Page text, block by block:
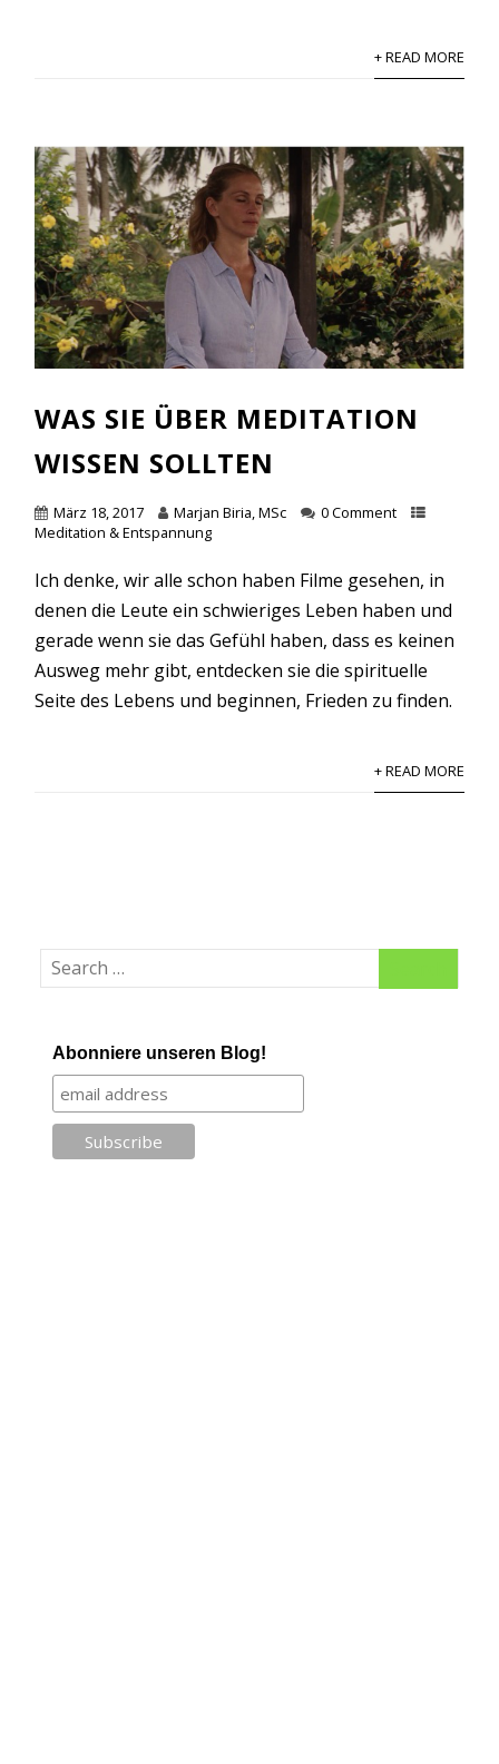
+ READ MORE
WAS SIE ÜBER MEDITATION
WISSEN SOLLTEN
März 18, 2017 Marjan Biria, MSc
0 Comment
Meditation & Entspannung
Ich denke, wir alle schon haben Filme gesehen, in
denen die Leute ein schwieriges Leben haben und
gerade wenn sie das Gefühl haben, dass es keinen
Ausweg mehr gibt, entdecken sie die spirituelle
Seite des Lebens und beginnen, Frieden zu finden.
+ READ MORE
Abonniere unseren Blog!